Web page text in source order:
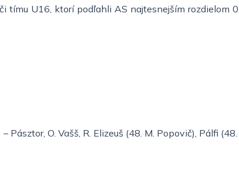
U16, ktorí podľahli AS najtesnejším rozdielom
O. Vašš, R. Elizeuš (48. M. Popovič), Pálfi